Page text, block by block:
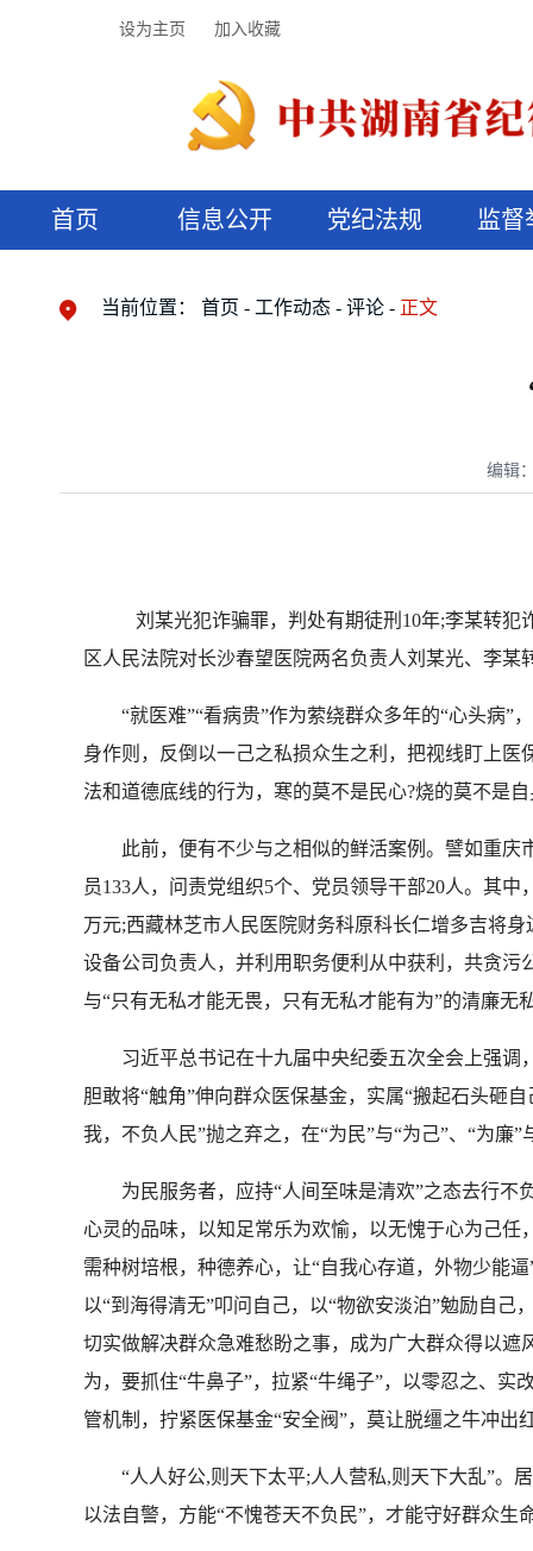
设为主页 加入收藏
首页 信息公开 党纪法规 监督
当前位置： 首页 工作动态 评论 正文
编辑
刘某光犯诈骗罪，判处有期徒刑10年;李某转
区人民法院对长沙春望医院两名负责人刘某光、李
“就医难”“看病贵”作为萦绕群众多年的“心头病”
身作则，反倒以一己之私损众生之利，把视线盯上医
法和道德底线的行为，寒的莫不是民心?烧的莫不是自
此前，便有不少与之相似的鲜活案例。譬如重庆
员133人，问责党组织5个、党员领导干部20人。其
万元;西藏林芝市人民医院财务科原科长仁增多吉将
设备公司负责人，并利用职务便利从中获利，共贪污
与“只有无私才能无畏，只有无私才能有为”的清廉无
习近平总书记在十九届中央纪委五次全会上强调
胆敢将“触角”伸向群众医保基金，实属“搬起石头砸
我，不负人民”抛之弃之，在“为民”与“为己”、“为廉
为民服务者，应持“人间至味是清欢”之态去行不
心灵的品味，以知足常乐为欢愉，以无愧于心为己
需种树培根，种德养心，让“自我心存道，外物少能
以“到海得清无”叩问自己，以“物欲安淡泊”勉励自
切实做解决群众急难愁盼之事，成为广大群众得以
为，要抓住“牛鼻子”，拉紧“牛绳子”，以零忍之、
管机制，拧紧医保基金“安全阀”，莫让脱缰之牛冲出
“人人好公,则天下太平;人人营私,则天下大乱”。居
以法自警，方能“不愧苍天不负民”，才能守好群众